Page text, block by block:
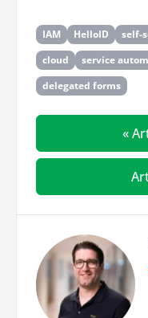
IAM HelloID self-
cloud
service
delegated forms
«